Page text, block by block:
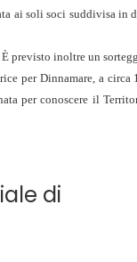
ai soli soci suddivisa in
previsto inoltre un
per Dinnamare, a circa
per conoscere il
di